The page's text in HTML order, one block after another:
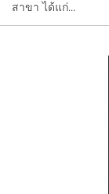
สาขา ได้แก่...